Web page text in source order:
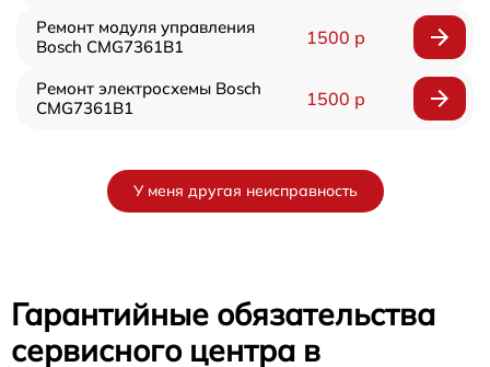
Ремонт модуля управления
Bosch CMG7361B1
1500 р
Ремонт электросхемы Bosch
CMG7361B1
1500 р
У меня другая неисправность
Гарантийные обязательства
сервисного центра в